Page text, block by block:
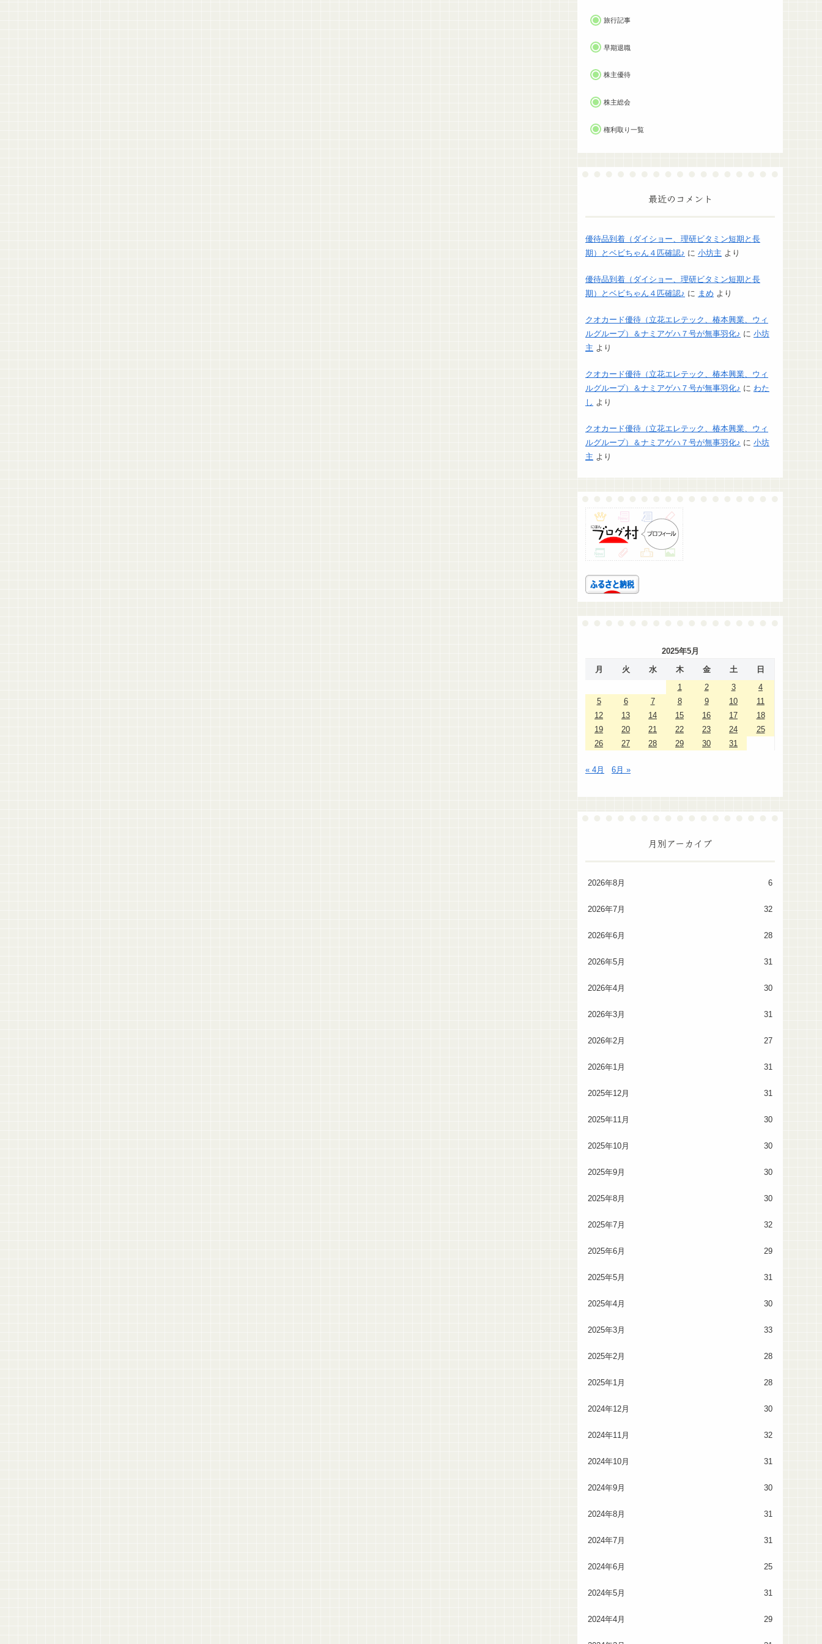
旅行記事
早期退職
株主優待
株主総会
権利取り一覧
最近のコメント
優待品到着（ダイショー、理研ビタミン短期と長
期）とベビちゃん４匹確認♪ に 小坊主 より
優待品到着（ダイショー、理研ビタミン短期と長
期）とベビちゃん４匹確認♪ に まめ より
クオカード優待（立花エレテック、椿本興業、ウィ
ルグループ）＆ナミアゲハ７号が無事羽化♪ に 小坊
主 より
クオカード優待（立花エレテック、椿本興業、ウィ
ルグループ）＆ナミアゲハ７号が無事羽化♪ に わた
し より
クオカード優待（立花エレテック、椿本興業、ウィ
ルグループ）＆ナミアゲハ７号が無事羽化♪ に 小坊
主 より
2025年5月
月
火 水 木 金 土
日
1
2 3
4
5
6 7 8 9 10
11
12
13 14 15 16 17
18
19
20 21 22 23 24
25
26
27 28 29 30 31
« 4月 6月 »
月別アーカイブ
2026年8月 6
2026年7月 32
2026年6月 28
2026年5月 31
2026年4月 30
2026年3月 31
2026年2月 27
2026年1月 31
2025年12月 31
2025年11月 30
2025年10月 30
2025年9月 30
2025年8月 30
2025年7月 32
2025年6月 29
2025年5月 31
2025年4月 30
2025年3月 33
2025年2月 28
2025年1月 28
2024年12月 30
2024年11月 32
2024年10月 31
2024年9月 30
2024年8月 31
2024年7月 31
2024年6月 25
2024年5月 31
2024年4月 29